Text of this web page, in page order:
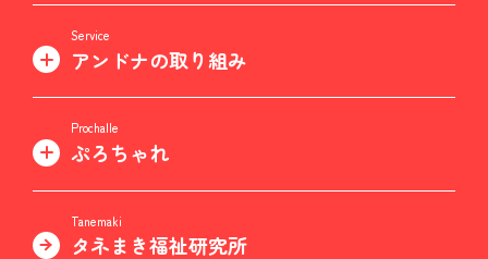
Service
アンドナの取り組み
Prochalle
ぷろちゃれ
Tanemaki
タネまき福祉研究所